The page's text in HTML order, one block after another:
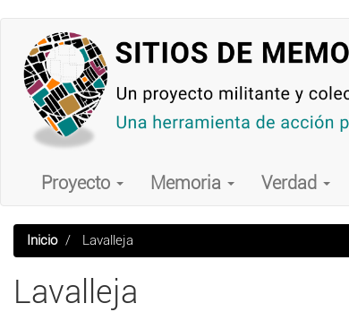
contenido
principal
Main
navigation
Proyecto Memoria Verdad
Inicio Lavalleja
Lavalleja